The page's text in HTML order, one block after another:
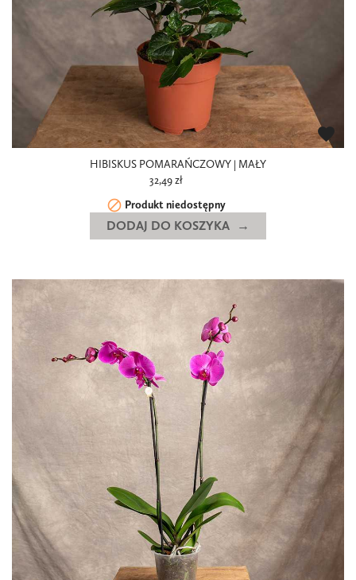
HIBISKUS POMARAŃCZOWY | MAŁY
32,49 zł
 Produkt niedostępny
favorite
DODAJ DO KOSZYKA